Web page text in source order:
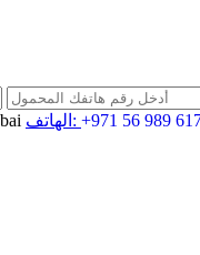
الهاتف: +971 56 989